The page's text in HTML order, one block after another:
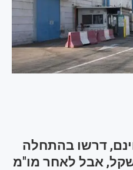
דרשו בהתחלה
מיליון שקל, אבל לאחר מו"מ